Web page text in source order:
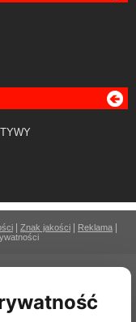
Znak jakości Reklama